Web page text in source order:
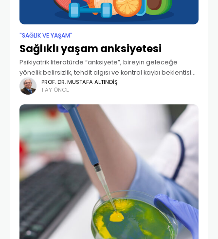
"SAĞLIK VE YAŞAM"
Sağlıklı yaşam anksiyetesi
Psikiyatrik literatürde “anksiyete”, bireyin geleceğe
yönelik belirsizlik, tehdit algısı ve kontrol kaybı beklentisi
ile ortaya çıkan endişe, gerginlik ve kaçınma
davranışlarını içeren geniş bir duygu durum bozukluğu
olarak tanımlanır. “Sağlıklı
PROF. DR. MUSTAFA ALTINDIŞ
1 AY ÖNCE